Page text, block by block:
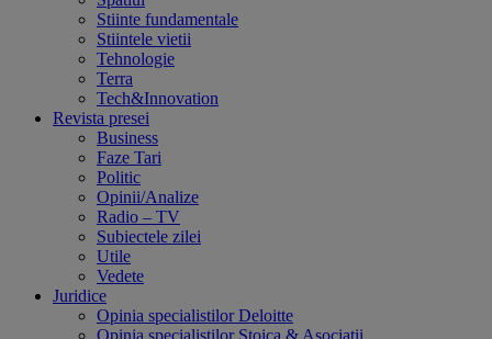
Stiinte fundamentale
Stiintele vietii
Tehnologie
Terra
Tech&Innovation
Revista presei
Business
Faze Tari
Politic
Opinii/Analize
Radio – TV
Subiectele zilei
Utile
Vedete
Juridice
Opinia specialistilor Deloitte
Opinia specialiștilor Stoica & Asociaţii